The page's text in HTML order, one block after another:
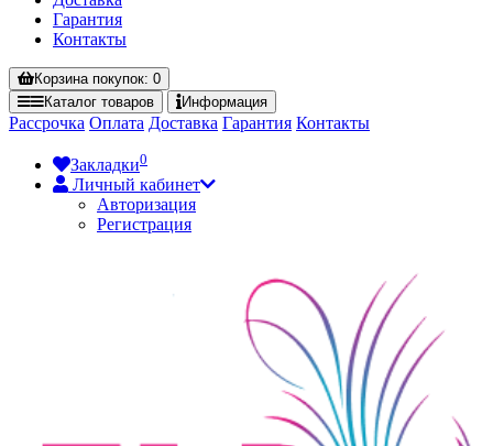
Гарантия
Контакты
Корзинапокупок: 0
Каталог товаров Информация
Рассрочка Оплата Доставка Гарантия Контакты
Закладки0
Личный кабинет
Авторизация
Регистрация